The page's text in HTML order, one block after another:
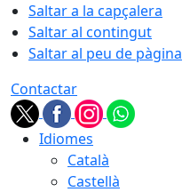
Saltar a la capçalera
Saltar al contingut
Saltar al peu de pàgina
Contactar
Idiomes
Català
Castellà